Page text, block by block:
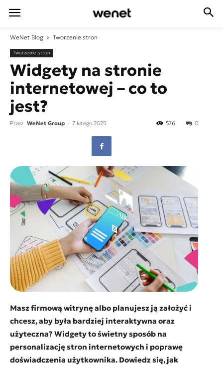
WeNet Blog Tworzenie stron
Tworzenie stron
Widgety na stronie
internetowej – co to
jest?
Przez WeNet Group - 7 lutego 2025 0
576
Masz firmową witrynę albo planujesz ją założyć i
chcesz, aby była bardziej interaktywna oraz
użyteczna? Widgety to świetny sposób na
personalizację stron internetowych i poprawę
doświadczenia użytkownika. Dowiedz się, jak